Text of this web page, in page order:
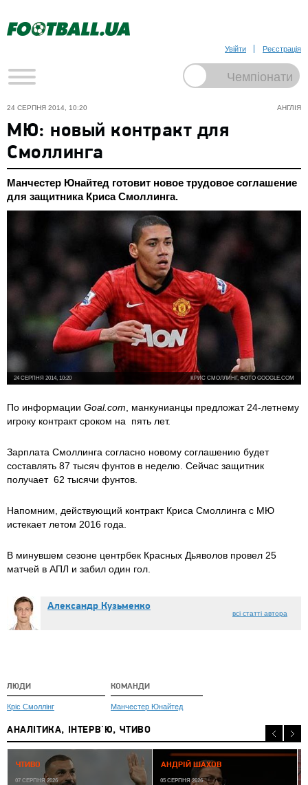
Увійти Реєстрація
АНГЛІЯ
24 СЕРПНЯ 2014, 10:20
МЮ: новый контракт для
Смоллинга
Манчестер Юнайтед готовит новое трудовое соглашение
для защитника Криса Смоллинга.
КРИС СМОЛЛИНГ, ФОТО GOOGLE.COM
24 СЕРПНЯ 2014, 10:20
По информации Goal.com, манкунианцы предложат 24-летнему
игроку контракт сроком на пять лет.
Зарплата Смоллинга согласно новому соглашению будет
составлять 87 тысяч фунтов в неделю. Сейчас защитник
получает 62 тысячи фунтов.
Напомним, действующий контракт Криса Смоллинга с МЮ
истекает летом 2016 года.
В минувшем сезоне центрбек Красных Дьяволов провел 25
матчей в АПЛ и забил один гол.
Александр Кузьменко
всі статті автора
ЛЮДИ
Кріс Смоллінг
КОМАНДИ
Манчестер Юнайтед
АНАЛІТИКА, ІНТЕРВ'Ю, ЧТИВО
ЧТИВО
07 СЕРПНЯ 2026
АНДРІЙ ШАХОВ
05 СЕРПНЯ 2026